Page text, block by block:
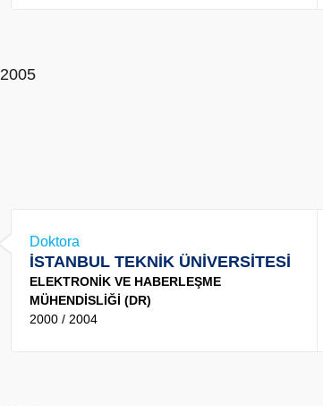
2005
Doktora
İSTANBUL TEKNİK ÜNİVERSİTESİ
ELEKTRONİK VE HABERLEŞME
MÜHENDİSLİĞİ (DR)
2000 / 2004